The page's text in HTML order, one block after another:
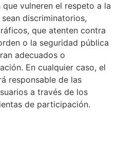
vulneren el respeto a la
discriminatorios,
que atenten contra
o la seguridad pública
adecuados o
En cualquier caso, el
responsable de las
a través de los
de participación.